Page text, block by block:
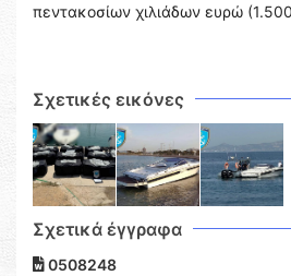
πεντακοσίων χιλιάδων ευρώ
Σχετικές εικόνες
Σχετικά έγγραφα
0508248